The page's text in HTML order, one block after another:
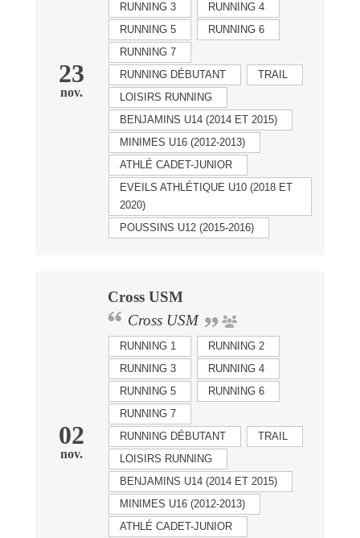
23
nov.
RUNNING 3
RUNNING 4
RUNNING 5
RUNNING 6
RUNNING 7
RUNNING DÉBUTANT
TRAIL
LOISIRS RUNNING
BENJAMINS U14 (2014 ET 2015)
MINIMES U16 (2012-2013)
ATHLÉ CADET-JUNIOR
EVEILS ATHLÉTIQUE U10 (2018 ET
2020)
POUSSINS U12 (2015-2016)
02
nov.
Cross USM
Cross USM
RUNNING 1
RUNNING 2
RUNNING 3
RUNNING 4
RUNNING 5
RUNNING 6
RUNNING 7
RUNNING DÉBUTANT
TRAIL
LOISIRS RUNNING
BENJAMINS U14 (2014 ET 2015)
MINIMES U16 (2012-2013)
ATHLÉ CADET-JUNIOR